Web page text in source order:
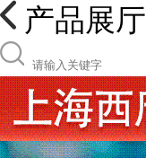
产品展厅